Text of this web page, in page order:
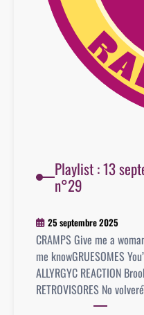
Playlist : 13
n°29
25 septembre 2025
CRAMPS Give me a
me knowGRUESOMES
ALLYRGYC REACTION
RETROVISORES No